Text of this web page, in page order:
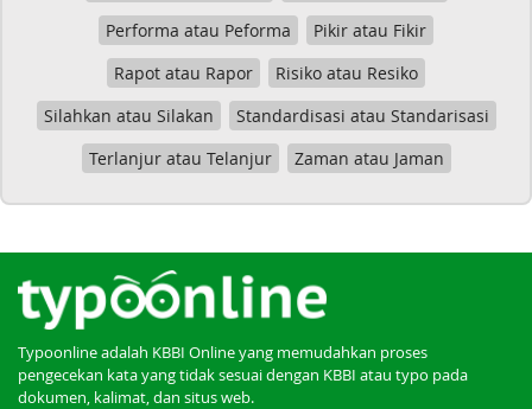
Performa atau Peforma
Pikir atau Fikir
Rapot atau Rapor
Risiko atau Resiko
Silahkan atau Silakan
Standardisasi atau Standarisasi
Terlanjur atau Telanjur
Zaman atau Jaman
Typoonline adalah KBBI Online yang memudahkan proses
pengecekan kata yang tidak sesuai dengan KBBI atau typo pada
dokumen, kalimat, dan situs web.